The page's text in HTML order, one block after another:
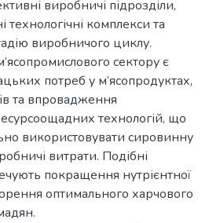
виробничі підрозділи,
комплекси та
виробничого циклу.
сектору є
потреб у м’ясопродуктах,
та впровадження
технологій, що
використовувати сировинну
витрати. Подібні
покращення нутрієнтної
оптимального харчового